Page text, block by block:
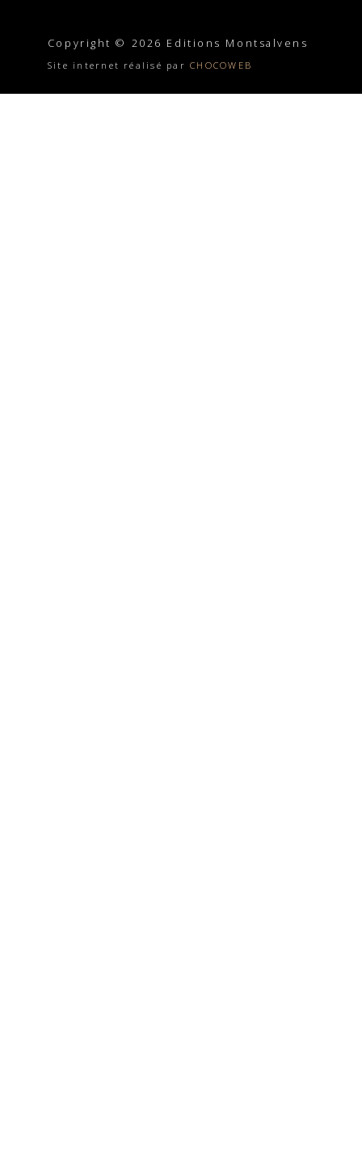
Copyright © 2026 Editions Montsalvens
Site internet réalisé parCHOCOWEB